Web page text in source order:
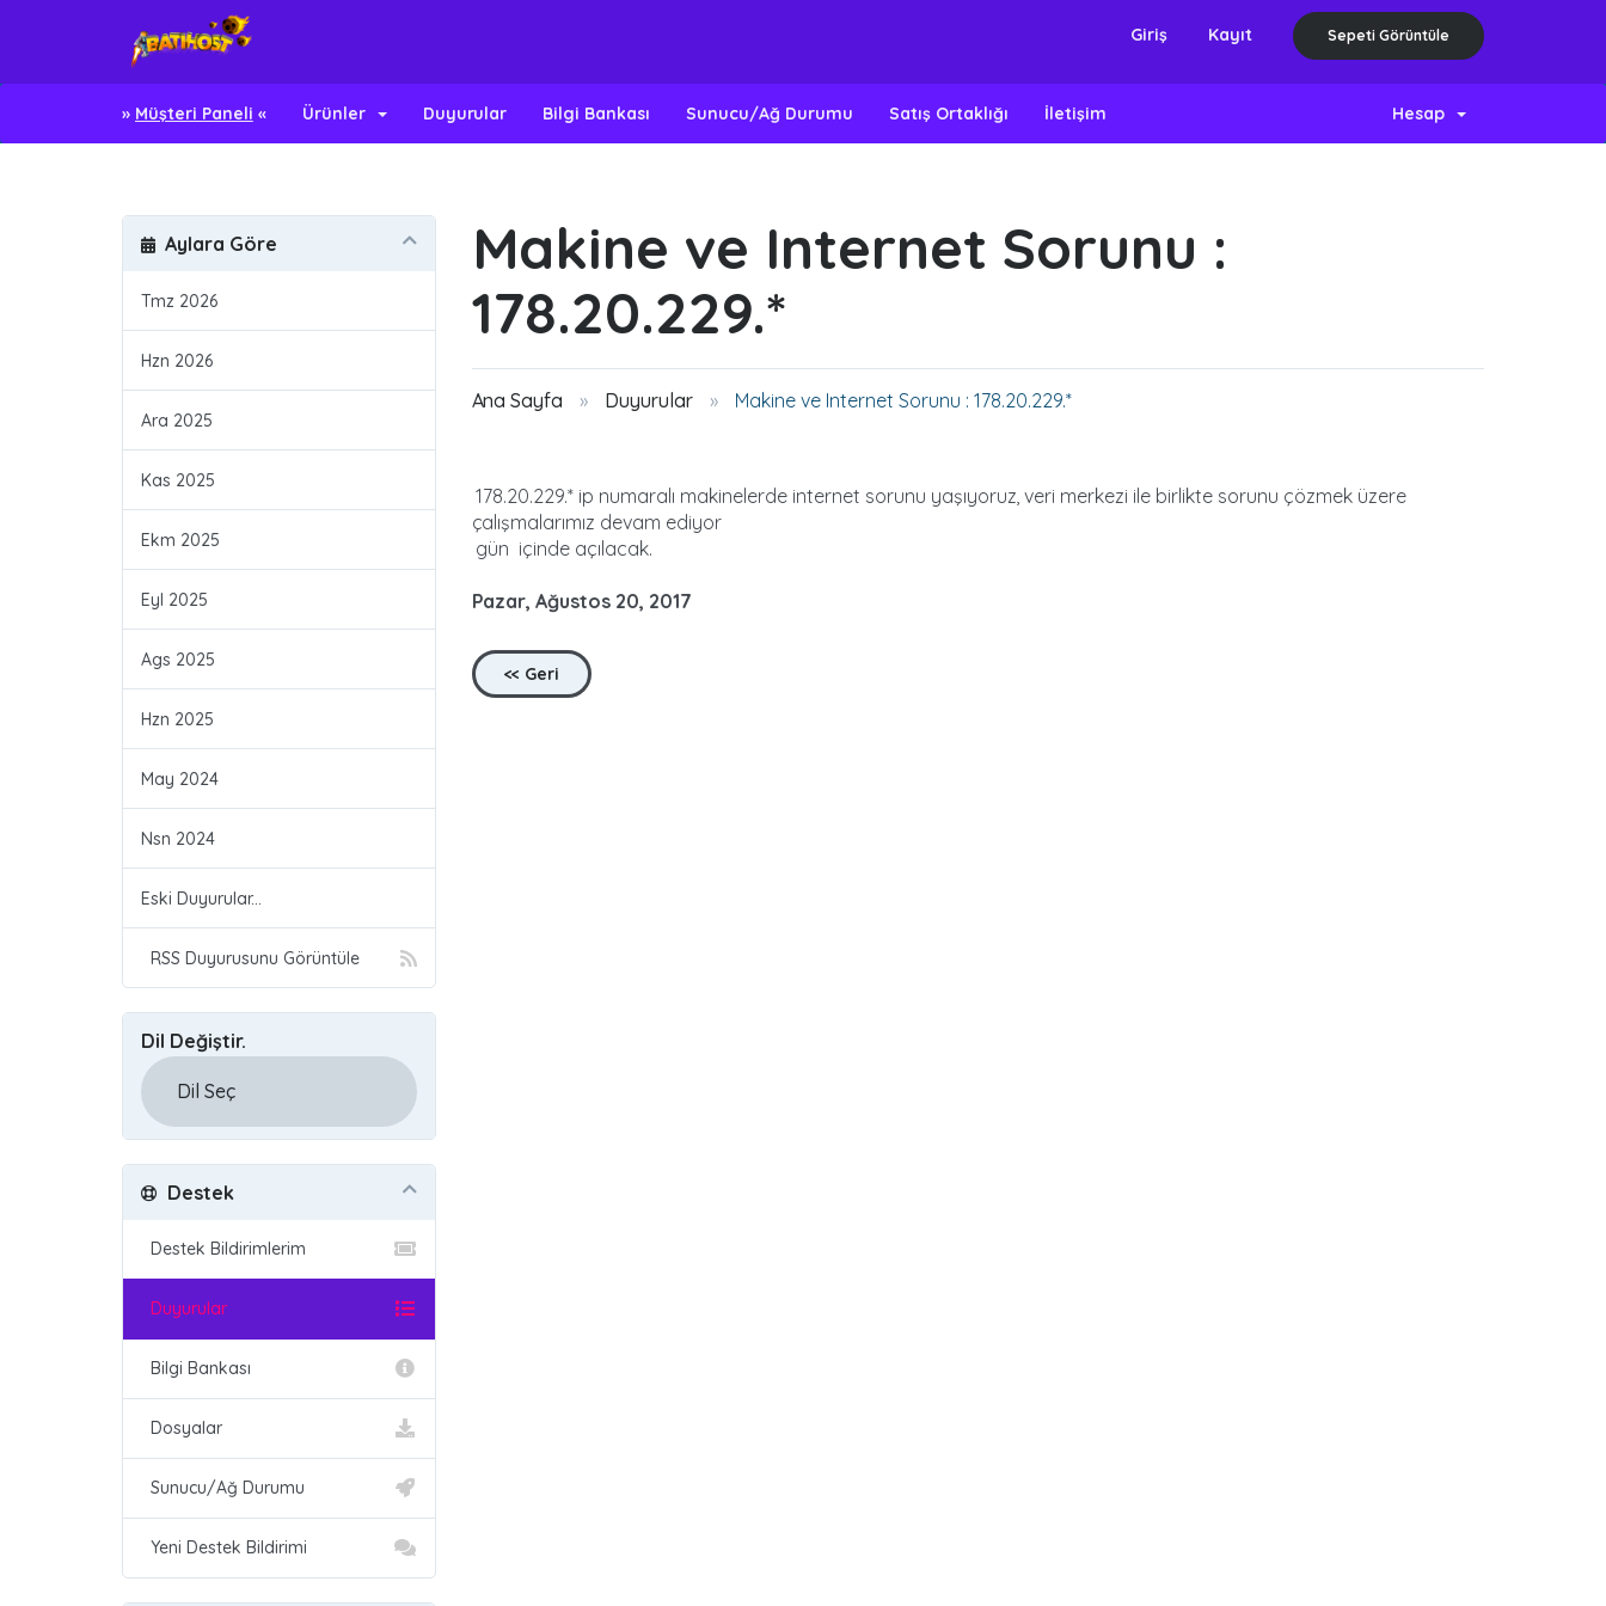
Giriş Kayıt Sepeti Görüntüle
» Müşteri Paneli « Ürünler Duyurular Bilgi Bankası Sunucu/Ağ Durumu Satış Ortaklığı İletişim Hesap
Makine ve Internet Sorunu :
178.20.229.*
Ana Sayfa Duyurular Makine ve Internet Sorunu : 178.20.229.*
Aylara Göre
Tmz 2026
Hzn 2026
Ara 2025
Kas 2025
Ekm 2025
Eyl 2025
Ags 2025
Hzn 2025
May 2024
Nsn 2024
Eski Duyurular...
RSS Duyurusunu Görüntüle
Dil Değiştir.
178.20.229.* ip numaralı makinelerde internet sorunu yaşıyoruz, veri merkezi ile birlikte sorunu çözmek üzere
çalışmalarımız devam ediyor
gün içinde açılacak.
Pazar, Ağustos 20, 2017
<< Geri
Destek
Destek Bildirimlerim
Duyurular
Bilgi Bankası
Dosyalar
Sunucu/Ağ Durumu
Yeni Destek Bildirimi